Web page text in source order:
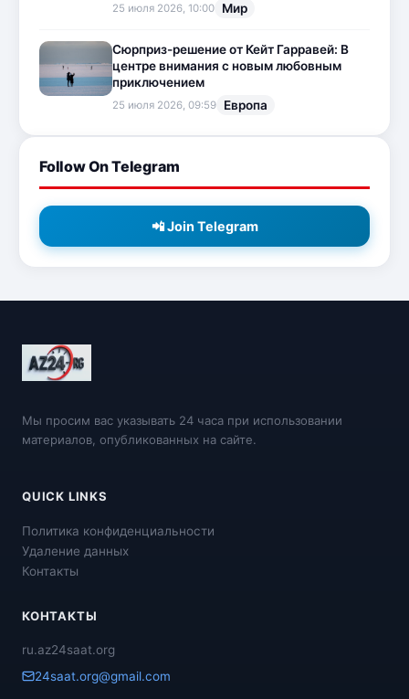
25 июля 2026, 10:00 Мир
Сюрприз-решение от Кейт Гарравей: В
центре внимания с новым любовным
приключением
25 июля 2026, 09:59 Европа
Follow On Telegram
📲 Join Telegram
Мы просим вас указывать 24 часа при использовании
материалов, опубликованных на сайте.
QUICK LINKS
Политика конфиденциальности
Удаление данных
Контакты
КОНТАКТЫ
ru.az24saat.org
24saat.org@gmail.com